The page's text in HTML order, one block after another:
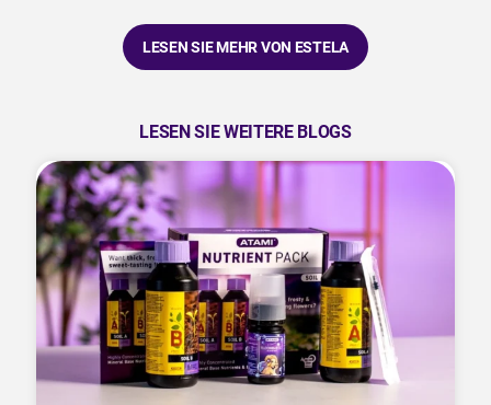
LESEN SIE MEHR VON ESTELA
LESEN SIE WEITERE BLOGS